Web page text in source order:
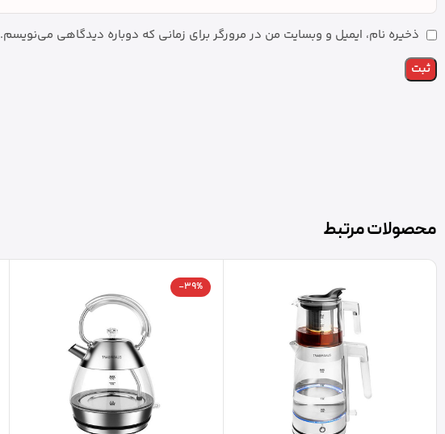
ذخیره نام، ایمیل و وبسایت من در مرورگر برای زمانی که دوباره دیدگاهی می‌نویسم.
محصولات مرتبط
-39%